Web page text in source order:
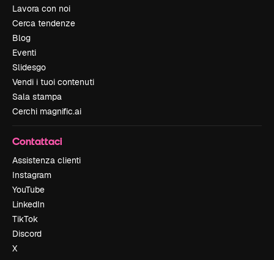
Lavora con noi
Cerca tendenze
Blog
Eventi
Slidesgo
Vendi i tuoi contenuti
Sala stampa
Cerchi magnific.ai
Contattaci
Assistenza clienti
Instagram
YouTube
LinkedIn
TikTok
Discord
X